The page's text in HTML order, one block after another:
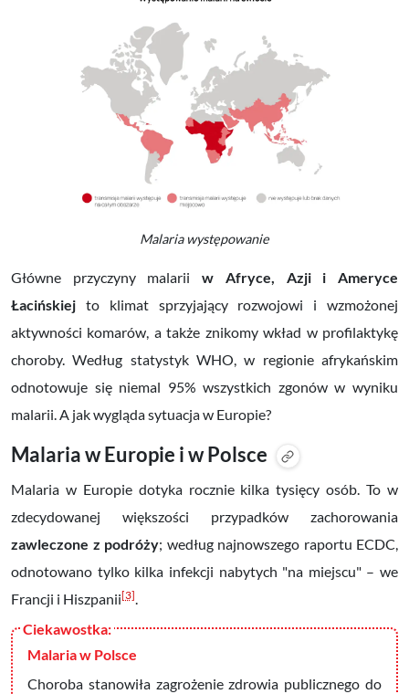
Malaria występowanie
Główne przyczyny malariiw Afryce, Azji i Ameryce
Łacińskiej to klimat sprzyjający rozwojowi i wzmożonej
aktywności komarów, a także znikomy wkład w profilaktykę
choroby. Według statystyk WHO, w regionie afrykańskim
odnotowuje się niemal 95% wszystkich zgonów w wyniku
malarii. A jak wygląda sytuacja w Europie?
Malaria w Europie i w Polsce
Malaria w Europie dotyka rocznie kilka tysięcy osób. To w
zdecydowanej większości przypadków zachorowania
zawleczone z podróży; według najnowszego raportu ECDC,
odnotowano tylko kilka infekcji nabytych "na miejscu" – we
Francji i Hiszpanii[3].
Malaria w Polsce
Choroba stanowiła zagrożenie zdrowia publicznego do